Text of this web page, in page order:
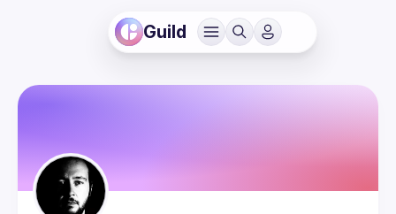
Guild